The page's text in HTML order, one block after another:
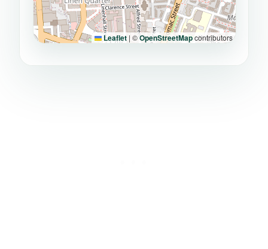
Leaflet | ©OpenStreetMapcontributors